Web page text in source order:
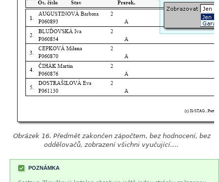
Obrázek 16. Předmět zakončen zápočtem, bez hodnocení, bez
oddělovačů, zobrazení všichni vyučující….
POZNÁMKA